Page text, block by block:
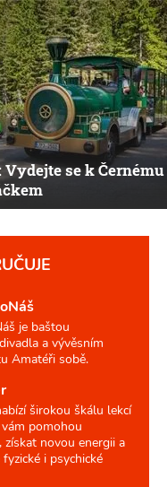
Vydejte se k Černému
je baštou
a vývěsním
Amatéři sobě.
širokou škálu lekcí
pomohou
novou energii a
i psychické